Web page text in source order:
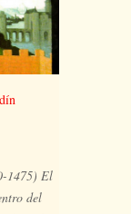
1475) El
del